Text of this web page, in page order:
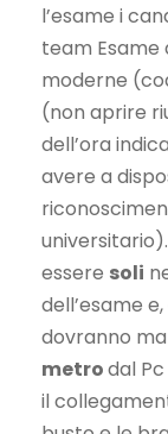
l’esame i
team Esame
moderne
(non aprire
dell’ora
avere a
essere soli
dell’esame
dovranno
metrodal
il